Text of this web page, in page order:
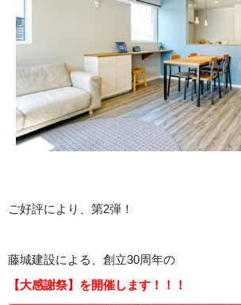
ご好評により、第2弾！
藤城建設による、創立30周年の
【大感謝祭】を開催します！！！